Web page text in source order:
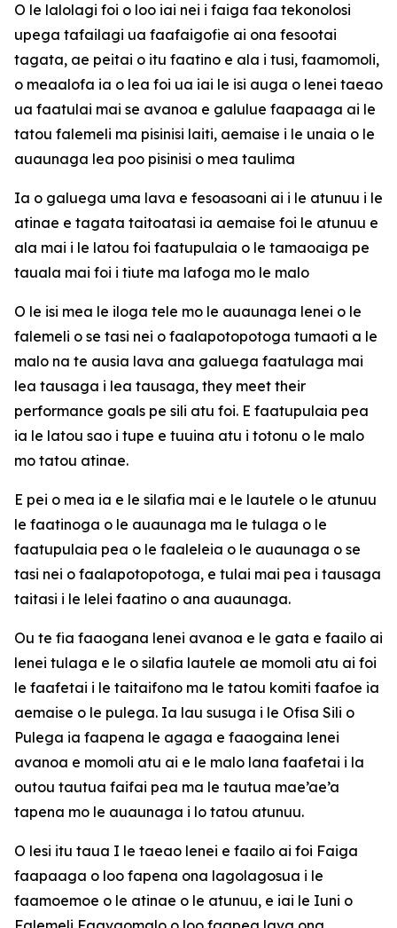
O le lalolagi foi o loo iai nei i faiga faa tekonolosi
upega tafailagi ua faafaigofie ai ona fesootai
tagata, ae peitai o itu faatino e ala i tusi, faamomoli,
o meaalofa ia o lea foi ua iai le isi auga o lenei taeao
ua faatulai mai se avanoa e galulue faapaaga ai le
tatou falemeli ma pisinisi laiti, aemaise i le unaia o le
auaunaga lea poo pisinisi o mea taulima
Ia o galuega uma lava e fesoasoani ai i le atunuu i le
atinae e tagata taitoatasi ia aemaise foi le atunuu e
ala mai i le latou foi faatupulaia o le tamaoaiga pe
tauala mai foi i tiute ma lafoga mo le malo
O le isi mea le iloga tele mo le auaunaga lenei o le
falemeli o se tasi nei o faalapotopotoga tumaoti a le
malo na te ausia lava ana galuega faatulaga mai
lea tausaga i lea tausaga, they meet their
performance goals pe sili atu foi. E faatupulaia pea
ia le latou sao i tupe e tuuina atu i totonu o le malo
mo tatou atinae.
E pei o mea ia e le silafia mai e le lautele o le atunuu
le faatinoga o le auaunaga ma le tulaga o le
faatupulaia pea o le faaleleia o le auaunaga o se
tasi nei o faalapotopotoga, e tulai mai pea i tausaga
taitasi i le lelei faatino o ana auaunaga.
Ou te fia faaogana lenei avanoa e le gata e faailo ai
lenei tulaga e le o silafia lautele ae momoli atu ai foi
le faafetai i le taitaifono ma le tatou komiti faafoe ia
aemaise o le pulega. Ia lau susuga i le Ofisa Sili o
Pulega ia faapena le agaga e faaogaina lenei
avanoa e momoli atu ai e le malo lana faafetai i la
outou tautua faifai pea ma le tautua mae’ae’a
tapena mo le auaunaga i lo tatou atunuu.
O lesi itu taua I le taeao lenei e faailo ai foi Faiga
faapaaga o loo fapena ona lagolagosua i le
faamoemoe o le atinae o le atunuu, e iai le Iuni o